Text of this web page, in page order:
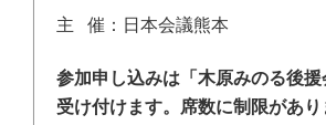
主 催：日本会議熊本
参加申し込みは「木原みのる後
受け付けます。席数に制限があ